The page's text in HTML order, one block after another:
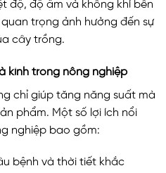
độ, độ ẩm và không khí bên
trọng ảnh hưởng đến sự
cây trồng.
kính trong nông nghiệp
chỉ giúp tăng năng suất mà
phẩm. Một số lợi ích nổi
nghiệp bao gồm:
bệnh và thời tiết khắc